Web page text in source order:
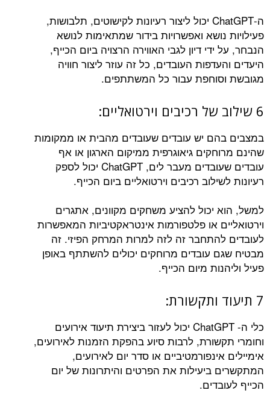
ה-ChatGPT יכול ליצור רעיונות לקישוטים, תלבושות,
פעילויות נושא ואפשרויות בידור שמתאימות לנושא
הנבחר, על ידי דיון לגבי האווירה הרצויה ביום הכייף,
היעדים והעדפות העובדים, כל זה עוזר ליצור חוויה
מגובשת וסוחפת עבור כל המשתתפים.
6 שילוב של רכיבים וירטואליים:
במצבים בהם יש עובדים שעובדים מהבית או ממקומות
שהינם מרוחקים גיאוגרפית ממיקום הארגון או אף
עובדים שעובדים מעבר לים, ChatGPT יכול לספק
רעיונות לשילוב רכיבים וירטואליים ביום הכייף.
למשל, הוא יכול להציע משחקים מקוונים, אתגרים
וירטואליים או פלטפורמות אינטראקטיביות המאפשרות
לעובדים להתחבר זה לזה למרות המרחק הפיזי. זה
מבטיח שגם עובדים מרוחקים יכולים להשתתף באופן
פעיל וליהנות מיום הכייף.
7 תיעוד ותקשורת:
כלי ה- ChatGPT יכול לעזור ביצירת תיעוד אירועים
וחומרי תקשורת, לרבות סיוע בהפקת הזמנות לאירועים,
אימיילים אינפורמטיביים או סדר יום לאירועים,
המתקשרים ביעילות את הפרטים והיתרונות של יום
הכייף לעובדים.